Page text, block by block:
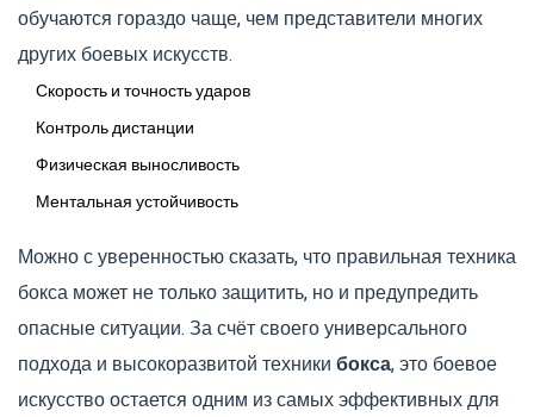
обучаются гораздо чаще, чем представители многих
других боевых искусств.
Скорость и точность ударов
Контроль дистанции
Физическая выносливость
Ментальная устойчивость
Можно с уверенностью сказать, что правильная техника
бокса может не только защитить, но и предупредить
опасные ситуации. За счёт своего универсального
подхода и высокоразвитой техники бокса, это боевое
искусство остается одним из самых эффективных для